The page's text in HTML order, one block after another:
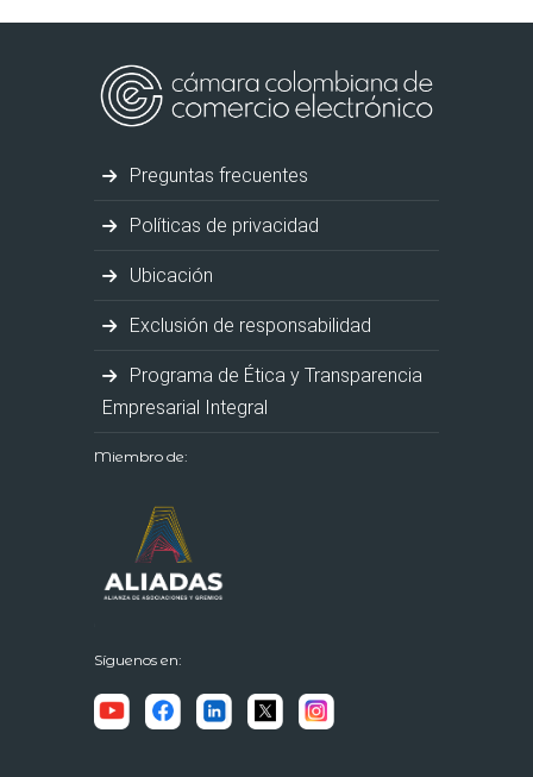
Preguntas frecuentes
Políticas de privacidad
Ubicación
Exclusión de responsabilidad
Programa de Ética y Transparencia
Empresarial Integral
Miembro de:
Síguenos en: